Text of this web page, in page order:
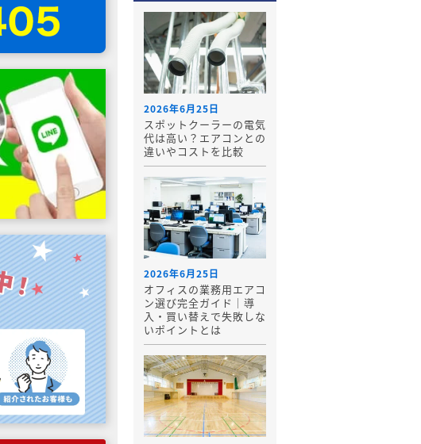
2026年6月25日
スポットクーラーの電気
代は高い？エアコンとの
違いやコストを比較
2026年6月25日
オフィスの業務用エアコ
ン選び完全ガイド｜導
入・買い替えで失敗しな
いポイントとは